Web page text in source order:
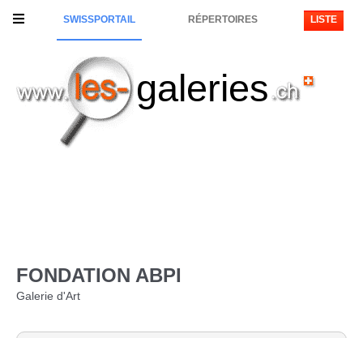
SWISSPORTAIL RÉPERTOIRES LISTE
galeries
FONDATION ABPI
Galerie d'Art